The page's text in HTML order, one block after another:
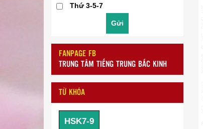
Thứ 3-5-7
FANPAGE FB
TRUNG TÂM TIẾNG TRUNG BẮC KINH
TỪ KHÓA
HSK7-9